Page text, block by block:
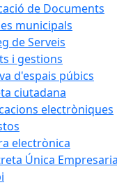
de Documents
municipals
de Serveis
i gestions
d'espais púbics
ciutadana
electròniques
electrònica
Única